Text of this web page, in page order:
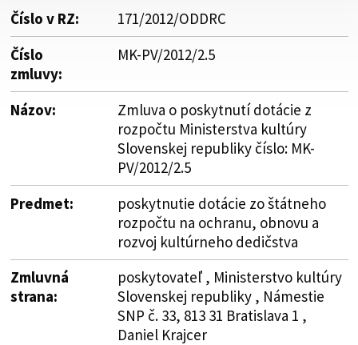
Číslo v RZ:
171/2012/ODDRC
Číslo
zmluvy:
MK-PV/2012/2.5
Názov:
Zmluva o poskytnutí dotácie z
rozpočtu Ministerstva kultúry
Slovenskej republiky číslo: MK-
PV/2012/2.5
Predmet:
poskytnutie dotácie zo štátneho
rozpočtu na ochranu, obnovu a
rozvoj kultúrneho dedičstva
Zmluvná
strana:
poskytovateľ , Ministerstvo kultúry
Slovenskej republiky , Námestie
SNP č. 33, 813 31 Bratislava 1 ,
Daniel Krajcer